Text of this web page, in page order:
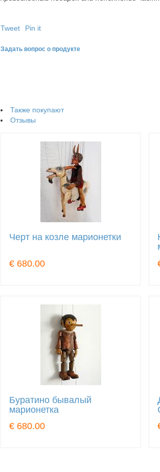
Tweet Pin it
Задать вопрос о продукте
Также покупают
Отзывы
Черт на козле марионетки
€ 680.00
Буратино бывалый
марионетка
€ 680.00